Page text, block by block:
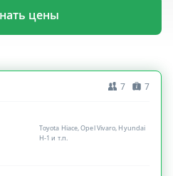
цены
7 7
Toyota Hiace, Opel Vivaro, Hyundai
H-1 и т.п.